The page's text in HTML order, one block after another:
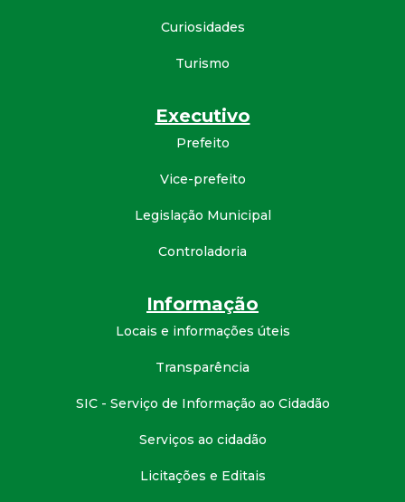
Curiosidades
Turismo
Executivo
Prefeito
Vice-prefeito
Legislação Municipal
Controladoria
Informação
Locais e informações úteis
Transparência
SIC - Serviço de Informação ao Cidadão
Serviços ao cidadão
Licitações e Editais